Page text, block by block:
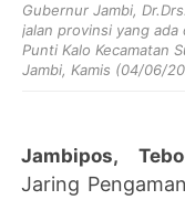
Gubernur Jambi,
jalan provinsi yang
Punti Kalo Kecamatan
Jambi, Kamis (04/06/
Jambipos,
Jaring